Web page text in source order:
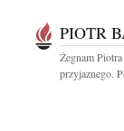
PIOTR
Żegnam
przyjaznego.